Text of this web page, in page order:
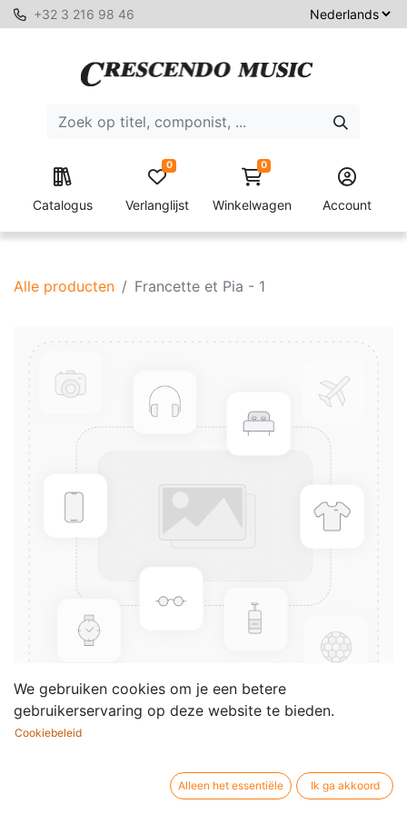
+32 3 216 98 46
Catalogus Verlanglijst
0 0
Winkelwagen Account
Alle producten Francette et Pia - 1
Francette et Pia - 1
Heitor Villa-Lobos
We gebruiken cookies om je een betere
gebruikerservaring op deze website te bieden.
Cookiebeleid
Alleen het essentiële Ik ga akkoord